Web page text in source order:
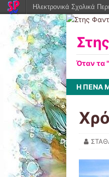
Όταν τα
Η ΠΈΝΑ
Ηλεκτρονικά Σχολικά